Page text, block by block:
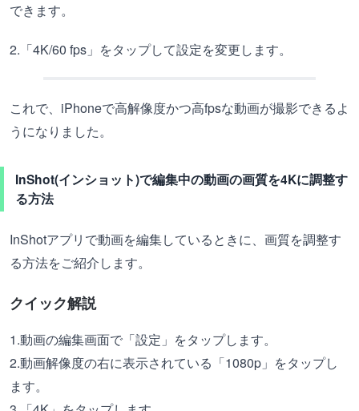
できます。
2.「4K/60 fps」をタップして設定を変更します。
これで、iPhoneで高解像度かつ高fpsな動画が撮影できるよ
うになりました。
InShot(インショット)で編集中の動画の画質を4Kに調整す
る方法
InShotアプリで動画を編集しているときに、画質を調整す
る方法をご紹介します。
クイック解説
1.動画の編集画面で「設定」をタップします。
2.動画解像度の右に表示されている「1080p」をタップし
ます。